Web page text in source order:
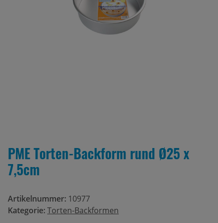
PME Torten-Backform rund Ø25 x
7,5cm
Artikelnummer: 10977
Kategorie:Torten-Backformen